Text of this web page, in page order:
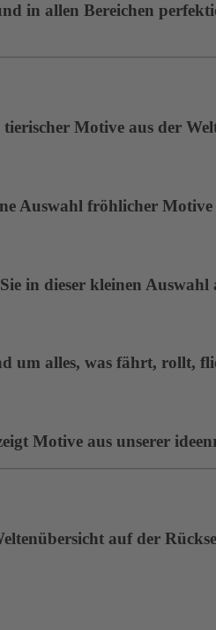
in allen Bereichen
Motive aus der
Auswahl fröhlicher
in dieser kleinen
um alles, was fährt, rollt,
Motive aus unserer
auf der